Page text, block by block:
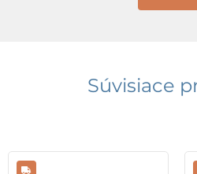
Súvisiace